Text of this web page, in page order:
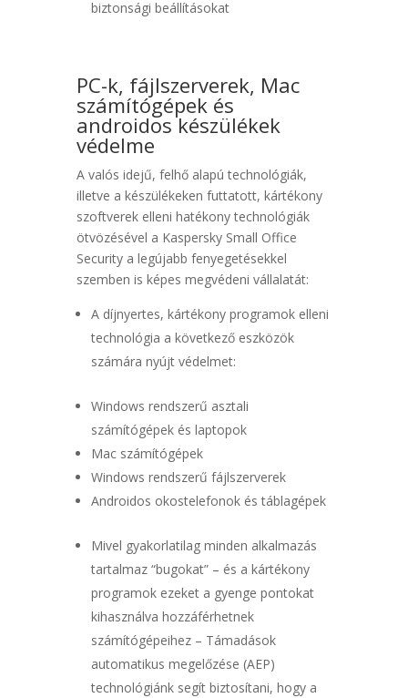
biztonsági beállításokat
PC-k, fájlszerverek, Mac
számítógépek és
androidos készülékek
védelme
A valós idejű, felhő alapú technológiák,
illetve a készülékeken futtatott, kártékony
szoftverek elleni hatékony technológiák
ötvözésével a Kaspersky Small Office
Security a legújabb fenyegetésekkel
szemben is képes megvédeni vállalatát:
A díjnyertes, kártékony programok elleni
technológia a következő eszközök
számára nyújt védelmet:
Windows rendszerű asztali
számítógépek és laptopok
Mac számítógépek
Windows rendszerű fájlszerverek
Androidos okostelefonok és táblagépek
Mivel gyakorlatilag minden alkalmazás
tartalmaz “bugokat” – és a kártékony
programok ezeket a gyenge pontokat
kihasználva hozzáférhetnek
számítógépeihez – Támadások
automatikus megelőzése (AEP)
technológiánk segít biztosítani, hogy a